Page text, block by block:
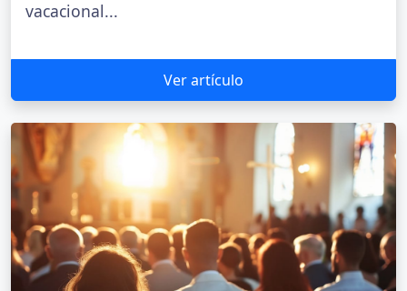
vacacional...
Ver artículo